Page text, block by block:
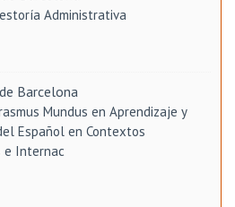
Administrativa
Barcelona
Mundus en Aprendizaje y
Español en Contextos
Internac